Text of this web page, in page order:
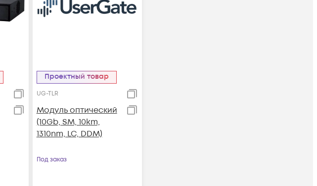
Проектный товар
UG-TLR
Модуль оптический
(10Gb, SM, 10km,
1310nm, LC, DDM)
Под заказ